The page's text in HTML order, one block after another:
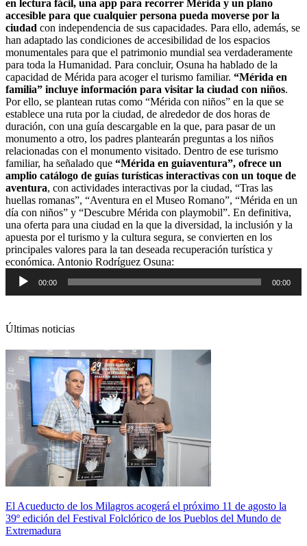
en lectura fácil, una app para recorrer Mérida y un plano
accesible para que cualquier persona pueda moverse por la
ciudad con independencia de sus capacidades. Para ello, además, se
han adaptado las condiciones de accesibilidad de los espacios
monumentales para que el patrimonio mundial sea verdaderamente
para toda la Humanidad. Para concluir, Osuna ha hablado de la
capacidad de Mérida para acoger el turismo familiar. “Mérida en
familia” incluye información para visitar la ciudad con niños.
Por ello, se plantean rutas como “Mérida con niños” en la que se
establece una ruta por la ciudad, de alrededor de dos horas de
duración, con una guía descargable en la que, para pasar de un
monumento a otro, los padres plantearán preguntas a los niños
relacionadas con el monumento visitado. Dentro de ese turismo
familiar, ha señalado que “Mérida en guiaventura”, ofrece un
amplio catálogo de guías turísticas interactivas con un toque de
aventura, con actividades interactivas por la ciudad, “Tras las
huellas romanas”, “Aventura en el Museo Romano”, “Mérida en un
día con niños” y “Descubre Mérida con playmobil”. En definitiva,
una oferta para una ciudad en la que la diversidad, la inclusión y la
apuesta por el turismo y la cultura segura, se convierten en los
principales valores para la tan deseada recuperación turística y
económica. Antonio Rodríguez Osuna:
audio
00:00 00:00
Últimas noticias
El Acueducto de los Milagros acogerá el próximo 11 de agosto la
39º edición del Festival Folclórico de los Pueblos del Mundo de
Extremadura